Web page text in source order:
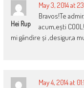
Hei Rup
May 3, 2014 at
Bravos!Te
acum,ești
mi gândire și ,desigur,a
May 4, 2014 at